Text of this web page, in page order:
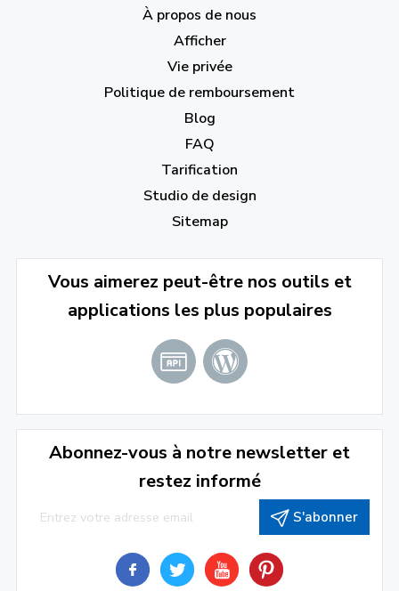
À propos de nous
Afficher
Vie privée
Politique de remboursement
Blog
FAQ
Tarification
Studio de design
Sitemap
Vous aimerez peut-être nos outils et
applications les plus populaires
Abonnez-vous à notre newsletter et
restez informé
S'abonner